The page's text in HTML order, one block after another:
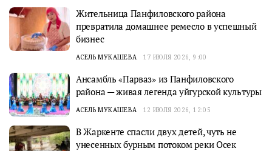
Жительница Панфиловского района
превратила домашнее ремесло в успешный
бизнес
АСЕЛЬ МУКАШЕВА 17 ИЮЛЯ 2026, 9:00
Ансамбль «Парваз» из Панфиловского
района — живая легенда уйгурской культуры
АСЕЛЬ МУКАШЕВА 12 ИЮЛЯ 2026, 12:05
В Жаркенте спасли двух детей, чуть не
унесенных бурным потоком реки Осек